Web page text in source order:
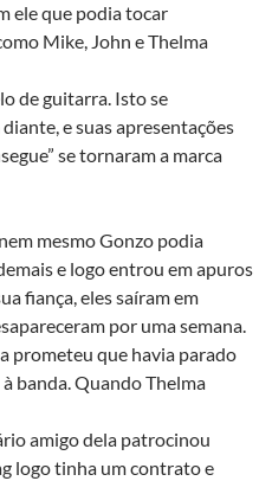
ele que podia tocar
Mike, John e Thelma
de guitarra. Isto se
e suas apresentações
se tornaram a marca
mesmo Gonzo podia
e logo entrou em apuros
fiança, eles saíram em
por uma semana.
prometeu que havia parado
banda. Quando Thelma
amigo dela patrocinou
logo tinha um contrato e